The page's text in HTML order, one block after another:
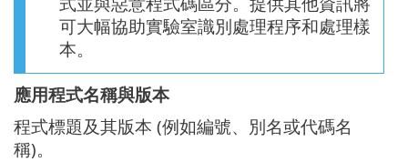
可大幅協助實驗室識別處理程序和處理樣
本。
應用程式名稱與版本
程式標題及其版本 (例如編號、別名或代碼名
稱)。